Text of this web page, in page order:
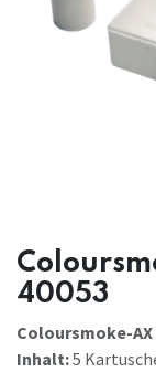
40053
Coloursmoke-AX
Inhalt:5